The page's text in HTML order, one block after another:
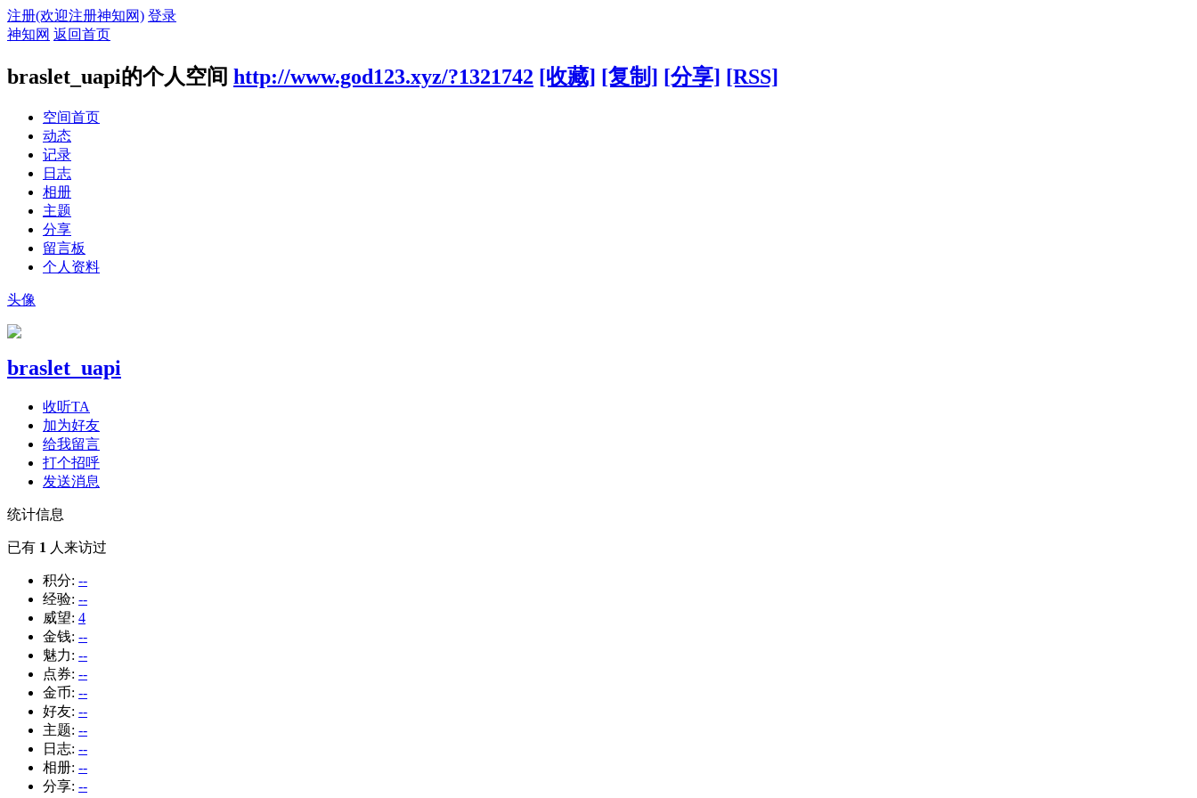
注册(欢迎注册神知网) 登录
神知网 返回首页
braslet_uapi的个人空间 http://www.god123.xyz/?1321742 [收藏] [复制] [分享] [RSS]
空间首页
动态
记录
日志
相册
主题
分享
留言板
个人资料
头像
braslet_uapi
收听TA
加为好友
给我留言
打个招呼
发送消息
统计信息
已有 1 人来访过
积分: --
经验: --
威望: 4
金钱: --
魅力: --
点券: --
金币: --
好友: --
主题: --
日志: --
相册: --
分享: --